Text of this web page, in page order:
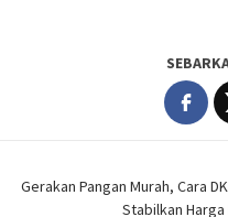
Gerakan Pangan Murah, Cara
Stabilkan